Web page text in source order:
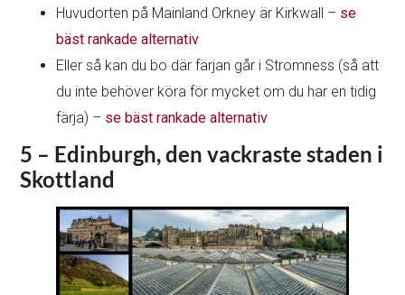
Huvudorten på Mainland Orkney är Kirkwall – se
bäst rankade alternativ
Eller så kan du bo där färjan går i Stromness (så att
du inte behöver köra för mycket om du har en tidig
färja) – se bäst rankade alternativ
5 – Edinburgh, den vackraste staden i
Skottland